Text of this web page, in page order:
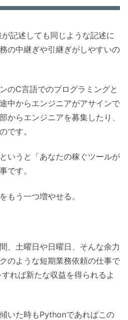
記述しても同じような記述に
の中継ぎや引継ぎがしやすいの
のC言語でのプログラミングと
中からエンジニアがアサインで
からエンジニアを募集したり、
です。
いうと「あなたの稼ぐツールが
です。
もう一つ増やせる。
、土曜日や日曜日、そんな余力
のような短期業務依頼の仕事で
れば新たな収益を得られるよ
いた時もPythonであればこの